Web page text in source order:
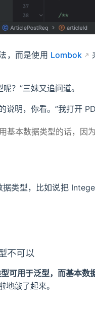
，而是使用 Lombok
？”三妹又追问道。
说明，你看。”我打开
基本数据类型的话，因
类型，比如说把
不可以
可用于泛型，而基本数
敲了起来。